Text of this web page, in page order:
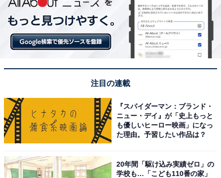
アクセス・料金情報は？ 泊まれる？
注目の連載
『スパイダーマン：ブランド・
ニュー・デイ』が「史上もっと
も優しいヒーロー映画」になっ
た理由。予習したい作品は？
20年間「駆け込み実績ゼロ」の
学校も…「こども110番の家」